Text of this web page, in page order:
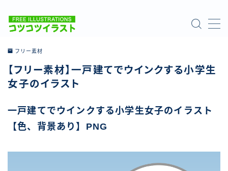
ホーム
お問い合わせ
フリー素材
【フリー素材】一戸建てでウインクする小学生
女子のイラスト
一戸建てでウインクする小学生女子のイラスト
【色、背景あり】PNG